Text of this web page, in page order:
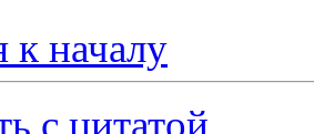
к началу
с цитатой